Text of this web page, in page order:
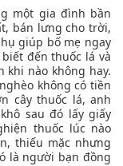
một gia đình bần
bán lưng cho trời,
giúp bố mẹ ngay
đến thuốc lá và
nào không hay.
không có tiền
cây thuốc lá, anh
sau đó lấy giấy
thuốc lúc nào
thiếu mặc nhưng
là người bạn đồng